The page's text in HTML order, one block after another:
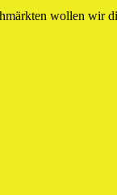
wollen wir